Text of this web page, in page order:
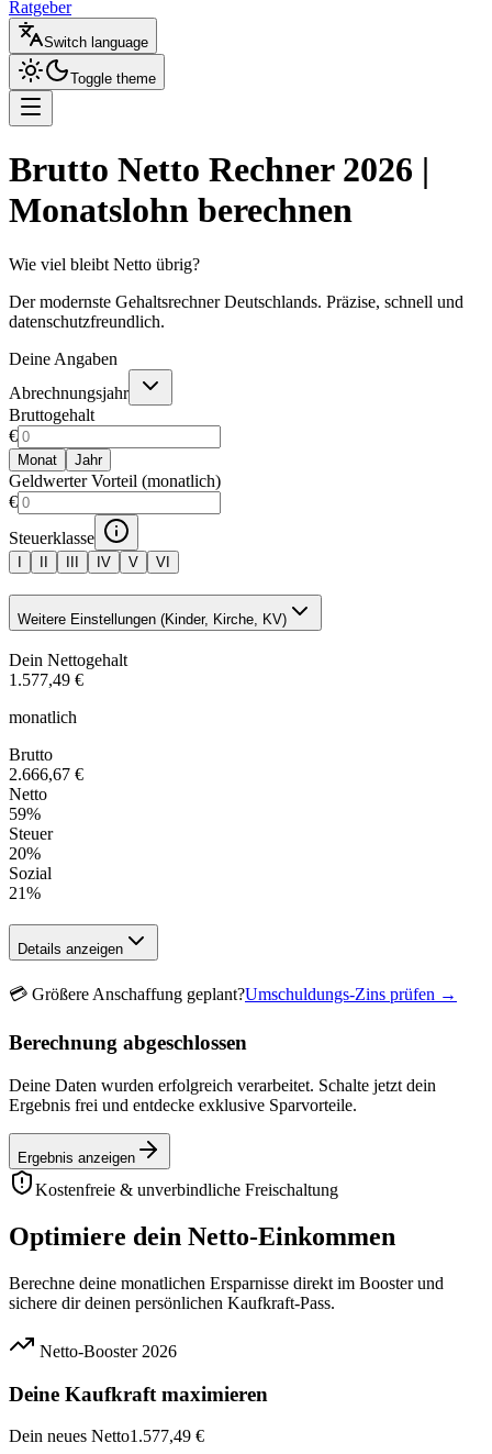
Ratgeber
Switch language
Toggle theme
Brutto Netto Rechner 2026 |
Monatslohn berechnen
Wie viel bleibt Netto übrig?
Der modernste Gehaltsrechner Deutschlands. Präzise, schnell und
datenschutzfreundlich.
Deine Angaben
Abrechnungsjahr
Bruttogehalt
€
Monat Jahr
Geldwerter Vorteil (monatlich)
€
Steuerklasse
IV V VI
Weitere Einstellungen (Kinder, Kirche, KV)
Dein Nettogehalt
1.577,49 €
monatlich
Brutto
2.666,67 €
Netto
59%
Steuer
20%
Sozial
21%
Details anzeigen
💳 Größere Anschaffung geplant?Umschuldungs-Zins prüfen →
Berechnung abgeschlossen
Deine Daten wurden erfolgreich verarbeitet. Schalte jetzt dein
Ergebnis frei und entdecke exklusive Sparvorteile.
Ergebnis anzeigen
Kostenfreie & unverbindliche Freischaltung
Optimiere dein Netto-Einkommen
Berechne deine monatlichen Ersparnisse direkt im Booster und
sichere dir deinen persönlichen Kaufkraft-Pass.
Netto-Booster 2026
Deine Kaufkraft maximieren
Dein neues Netto1.577,49 €